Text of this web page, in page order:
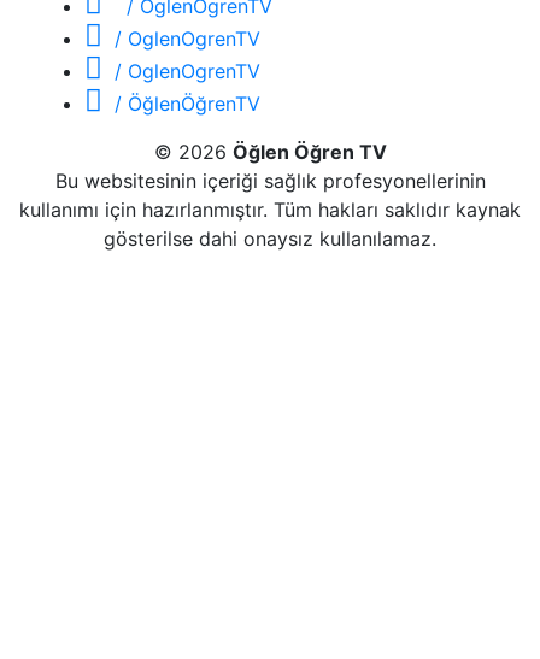
/ OglenOgrenTV
/ OglenOgrenTV
/ OglenOgrenTV
/ ÖğlenÖğrenTV
© 2026 Öğlen Öğren TV
Bu websitesinin içeriği sağlık profesyonellerinin
kullanımı için hazırlanmıştır. Tüm hakları saklıdır kaynak
gösterilse dahi onaysız kullanılamaz.